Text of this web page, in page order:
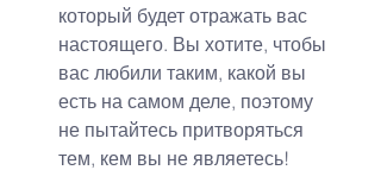
который будет отражать вас
настоящего. Вы хотите, чтобы
вас любили таким, какой вы
есть на самом деле, поэтому
не пытайтесь притворяться
тем, кем вы не являетесь!